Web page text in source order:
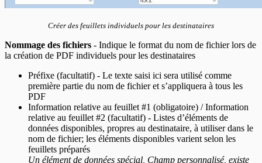
Créer des feuillets individuels pour les destinataires
Nommage des fichiers - Indique le format du nom de fichier lors de
la création de PDF individuels pour les destinataires
Préfixe (facultatif) - Le texte saisi ici sera utilisé comme
première partie du nom de fichier et s’appliquera à tous les
PDF
Information relative au feuillet #1 (obligatoire) / Information
relative au feuillet #2 (facultatif) - Listes d’éléments de
données disponibles, propres au destinataire, à utiliser dans le
nom de fichier; les éléments disponibles varient selon les
feuillets préparés
Un élément de données spécial, Champ personnalisé, existe